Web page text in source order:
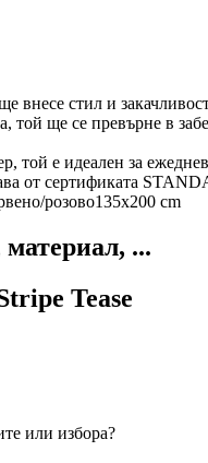
внесе стил и
той ще се превърне в
той е идеален за
от сертификата
розово135x200 cm
...
Tease
или избора?